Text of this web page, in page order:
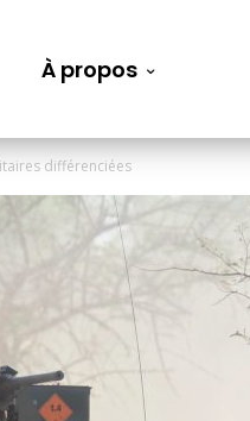
À propos
différenciées